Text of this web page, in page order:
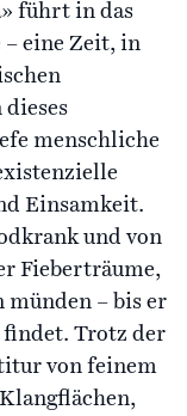
führt in das
– eine Zeit, in
menschliche
Einsamkeit.
und von
Fieberträume,
münden – bis er
findet. Trotz der
von feinem